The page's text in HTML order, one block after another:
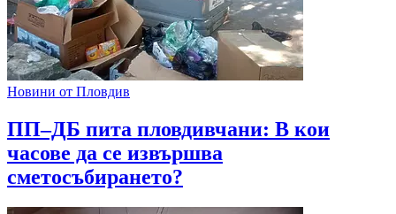
Новини от Пловдив
ПП–ДБ пита пловдивчани: В кои
часове да се извършва
сметосъбирането?